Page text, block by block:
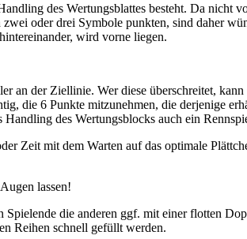
des Wertungsblattes besteht. Da
oder drei Symbole punkten, sind daher
wird vorne liegen.
an der Ziellinie. Wer diese überschreitet,
die 6 Punkte mitzunehmen, die derjenige
Handling des Wertungsblocks auch ein
Zeit mit dem Warten auf das optimale
lassen!
die anderen ggf. mit einer flotten
Reihen schnell gefüllt werden.